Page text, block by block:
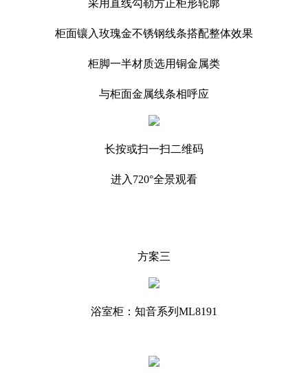
采用直线勾勒方正柜形轮廓
柜面镶入玫瑰金不锈钢线条搭配整体效果
柜脚一半材质选用铜金属类
与柜面金属线条相呼应
长按或扫一扫二维码
进入720°全景观看
方案三
浴室柜：知音系列ML8191